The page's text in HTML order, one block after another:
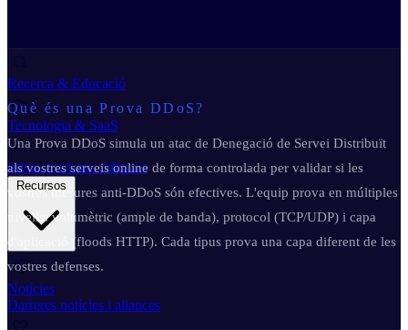
Recerca & Educació
Tecnologia & SaaS
Infraestructures crítiques
Notícies
Darreres notícies i aliances
Què és una Prova DDoS?
Una Prova DDoS simula un atac de Denegació de Servei Distribuït
als vostres serveis online de forma controlada per validar si les
vostres mesures anti-DDoS són efectives. L'equip prova en múltiples
nivells: volumètric (ample de banda), protocol (TCP/UDP) i capa
d'aplicació (floods HTTP). Cada tipus prova una capa diferent de les
vostres defenses.